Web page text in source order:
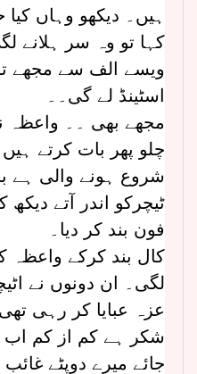
ہیں۔ دیکھو وہاں کیا
کہا تو وہ سر ہلانے
ویسے الف سے مجھے
اسٹینڈ لے گی۔۔
مجھے بھی ۔۔ واعظہ
چلو پھر بات کرتے
شروع ہونے والی ہے
ٹیچرکو اندر آتے
فون بند کر دیا۔
کال بند کرکے واعظہ
لگی۔ ان دونوں نے
عزہ عبایا کر رہی
شکر ہے کم از کم اب
جائے میرے دوپٹے